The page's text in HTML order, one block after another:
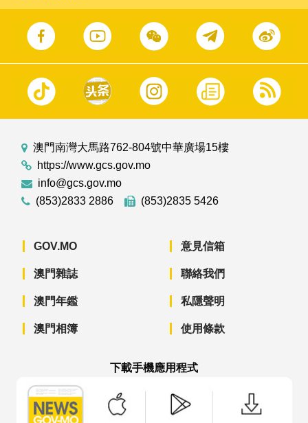
澳門南灣大馬路762-804號中華廣場15樓
https://www.gcs.gov.mo
info@gcs.gov.mo
(853)2833 2886
(853)2835 5426
GOV.MO
澳門雜誌
澳門年鑑
澳門相簿
意見信箱
聯絡我們
私隱聲明
使用條款
下載手機應用程式